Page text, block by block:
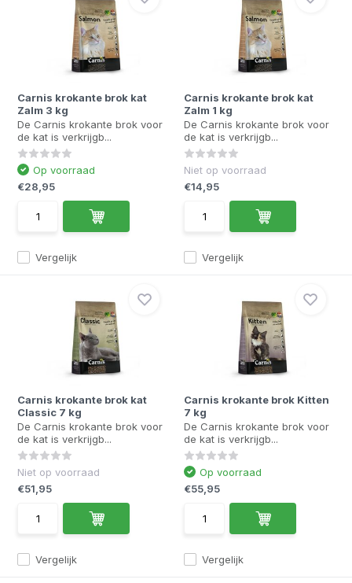
Carnis krokante brok kat
Zalm 3 kg
De Carnis krokante brok voor
de kat is verkrijgb...
Vergelijk
Op voorraad
€28,95
Carnis krokante brok kat
Zalm 1 kg
De Carnis krokante brok voor
de kat is verkrijgb...
Vergelijk
Niet op voorraad
€14,95
Carnis krokante brok kat
Classic 7 kg
De Carnis krokante brok voor
de kat is verkrijgb...
Vergelijk
Niet op voorraad
€51,95
Carnis krokante brok Kitten
7 kg
De Carnis krokante brok voor
de kat is verkrijgb...
Vergelijk
Op voorraad
€55,95